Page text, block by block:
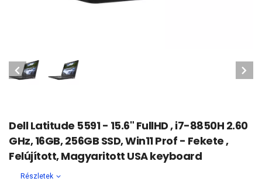
Dell Latitude 5591 - 15.6" FullHD , i7-8850H 2.60
GHz, 16GB, 256GB SSD, Win11 Prof - Fekete ,
Felújított, Magyaritott USA keyboard
Részletek